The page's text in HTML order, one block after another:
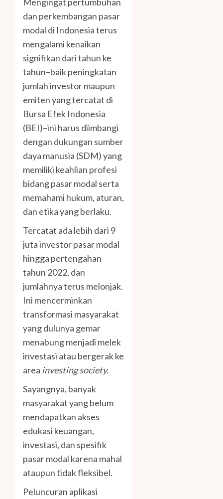
dan perkembangan pasar
modal di Indonesia terus
mengalami kenaikan
signifikan dari tahun ke
tahun–baik peningkatan
jumlah investor maupun
emiten yang tercatat di
Bursa Efek Indonesia
(BEI)–ini harus diimbangi
dengan dukungan sumber
daya manusia (SDM) yang
memiliki keahlian profesi
bidang pasar modal serta
memahami hukum, aturan,
dan etika yang berlaku.
Tercatat ada lebih dari 9
juta investor pasar modal
hingga pertengahan
tahun 2022, dan
jumlahnya terus melonjak.
Ini mencerminkan
transformasi masyarakat
yang dulunya gemar
menabung menjadi melek
investasi atau bergerak ke
area investing society.
Sayangnya, banyak
masyarakat yang belum
mendapatkan akses
edukasi keuangan,
investasi, dan spesifik
pasar modal karena mahal
ataupun tidak fleksibel.
Peluncuran aplikasi